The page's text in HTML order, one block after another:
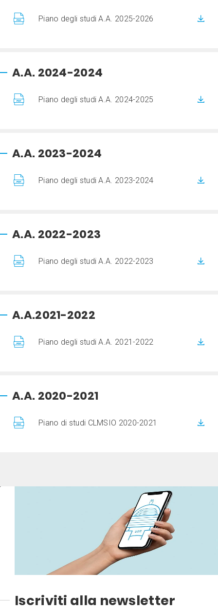
Piano degli studi A.A. 2025-2026
A.A. 2024-2024
Piano degli studi A.A. 2024-2025
A.A. 2023-2024
Piano degli studi A.A. 2023-2024
A.A. 2022-2023
Piano degli studi A.A. 2022-2023
A.A.2021-2022
Piano degli studi A.A. 2021-2022
A.A. 2020-2021
Piano di studi CLMSIO 2020-2021
Iscriviti alla newsletter